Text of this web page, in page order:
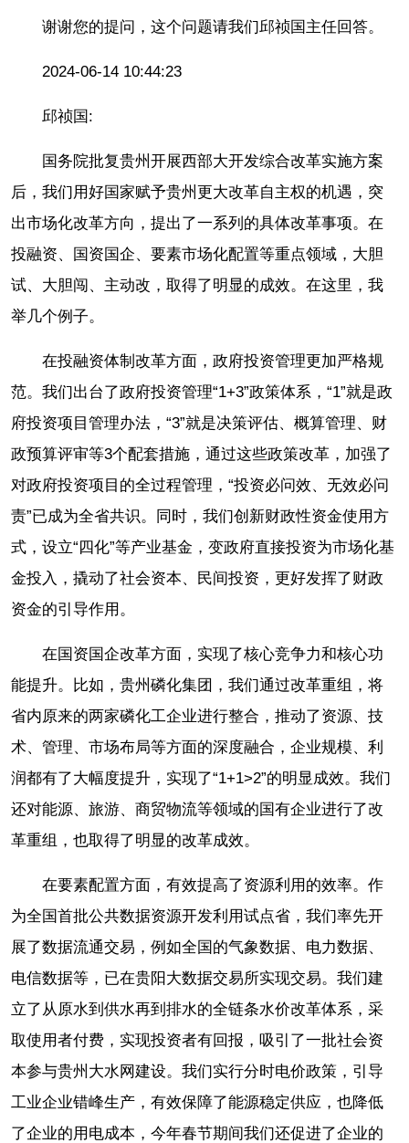
谢谢您的提问，这个问题请我们邱祯国主任回答。
2024-06-14 10:44:23
邱祯国:
国务院批复贵州开展西部大开发综合改革实施方案
后，我们用好国家赋予贵州更大改革自主权的机遇，突
出市场化改革方向，提出了一系列的具体改革事项。在
投融资、国资国企、要素市场化配置等重点领域，大胆
试、大胆闯、主动改，取得了明显的成效。在这里，我
举几个例子。
在投融资体制改革方面，政府投资管理更加严格规
范。我们出台了政府投资管理“1+3”政策体系，“1”就是政
府投资项目管理办法，“3”就是决策评估、概算管理、财
政预算评审等3个配套措施，通过这些政策改革，加强了
对政府投资项目的全过程管理，“投资必问效、无效必问
责”已成为全省共识。同时，我们创新财政性资金使用方
式，设立“四化”等产业基金，变政府直接投资为市场化基
金投入，撬动了社会资本、民间投资，更好发挥了财政
资金的引导作用。
在国资国企改革方面，实现了核心竞争力和核心功
能提升。比如，贵州磷化集团，我们通过改革重组，将
省内原来的两家磷化工企业进行整合，推动了资源、技
术、管理、市场布局等方面的深度融合，企业规模、利
润都有了大幅度提升，实现了“1+1>2”的明显成效。我们
还对能源、旅游、商贸物流等领域的国有企业进行了改
革重组，也取得了明显的改革成效。
在要素配置方面，有效提高了资源利用的效率。作
为全国首批公共数据资源开发利用试点省，我们率先开
展了数据流通交易，例如全国的气象数据、电力数据、
电信数据等，已在贵阳大数据交易所实现交易。我们建
立了从原水到供水再到排水的全链条水价改革体系，采
取使用者付费，实现投资者有回报，吸引了一批社会资
本参与贵州大水网建设。我们实行分时电价政策，引导
工业企业错峰生产，有效保障了能源稳定供应，也降低
了企业的用电成本，今年春节期间我们还促进了企业的